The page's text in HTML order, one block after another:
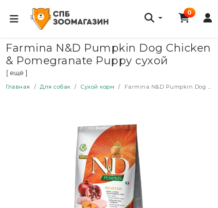
0
Farmina N&D Pumpkin Dog Chicken
& Pomegranate Puppy сухой
беззерновой корм для щенков
всех пород с курицей, гранатом и
[ ещё ]
Главная Для собак Сухой корм Farmina N&D Pumpkin Dog Chicken & Pomegranate Puppy сухой беззерновой корм для щенков всех пород с курицей, гранатом и тыквой - 2,5 кг